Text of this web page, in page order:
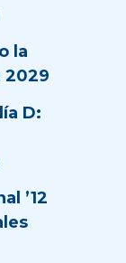
la
2029
D:
’12